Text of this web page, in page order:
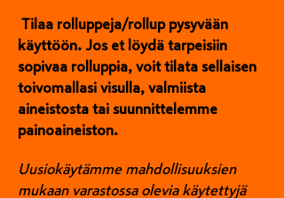
Tilaa rolluppeja/rollup pysyvään
käyttöön. Jos et löydä tarpeisiin
sopivaa rolluppia, voit tilata sellaisen
toivomallasi visulla, valmiista
aineistosta tai suunnittelemme
painoaineiston.
Uusiokäytämme mahdollisuuksien
mukaan varastossa olevia käytettyjä